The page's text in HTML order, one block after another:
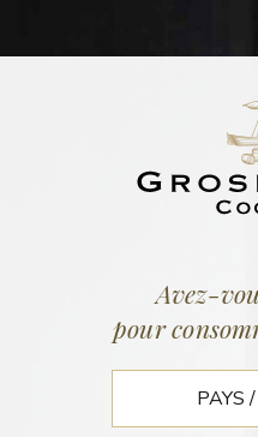
LOT
GRANDE
42,3%
Avez-
pour